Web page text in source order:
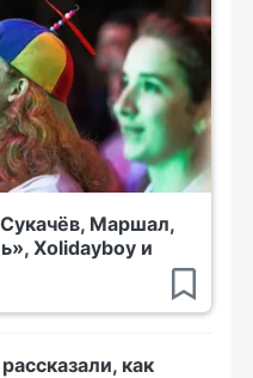
Маршал,
Xolidayboy и
как